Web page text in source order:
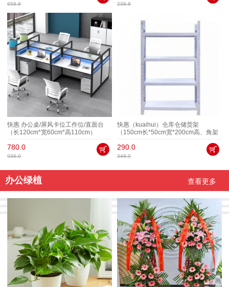
658.8 238.8
快惠 办公桌/屏风卡位工作位/直面台
（长120cm*宽60cm*高110cm）
780.0
936.0
快惠（kuaihui）仓库仓储货架
（150cm长*50cm宽*200cm高、角架
290.0
348.0
办公绿植 查看更多